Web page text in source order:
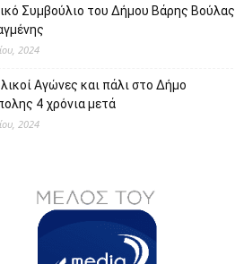
Συμβούλιο του Δήμου Βάρης Βούλας
2024
Αγώνες και πάλι στο Δήμο
4 χρόνια μετά
2024